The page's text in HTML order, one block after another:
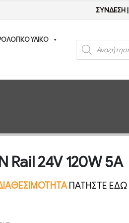
ΣΥΝΔΕΣΗ|
ΥΛΙΚΟ
Products
search
Rail 24V 120W 5A
ΠΑΤΗΣΤΕ ΕΔΩ